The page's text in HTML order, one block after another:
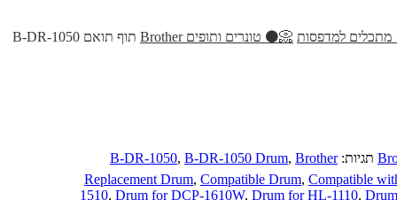
מתכלים למדפסות 📀⚫ טונרים ותופים Brother תוף תואם B-DR-1050
תגיות: B-DR-1050, B-DR-1050 Drum, Brother
Replacement Drum, Compatible Drum, Compatible
1510, Drum for DCP-1610W, Drum for HL-1110,